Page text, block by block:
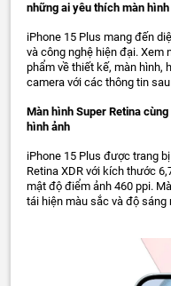
những ai yêu thích màn
iPhone 15 Plus mang đến
và công nghệ hiện đại. Xem
phẩm về thiết kế, màn hình,
camera với các thông tin
Màn hình Super Retina
hình ảnh
iPhone 15 Plus được trang
Retina XDR với kích thước
mật độ điểm ảnh 460 ppi.
tái hiện màu sắc và độ